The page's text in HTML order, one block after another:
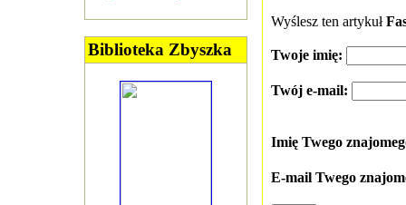
Biblioteka Zbyszka
Wyślesz ten artykuł
Twoje imię:
Twój e-mail:
Imię Twego
E-mail Twego